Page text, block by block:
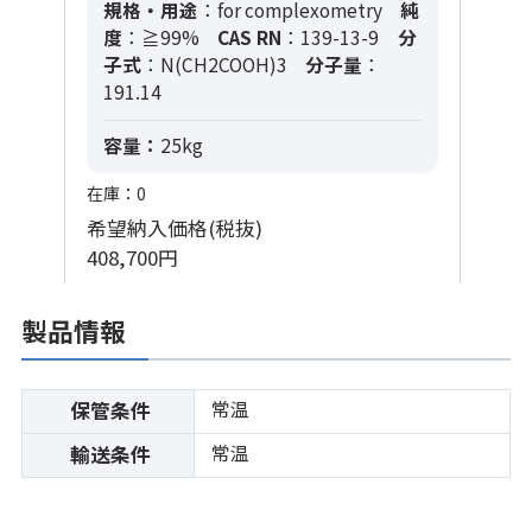
規格・用途 ：for complexometry
純
度 ：≧99% CAS RN ：139-13-9
分
子式：N(CH2COOH)3 分子量 ：
191.14
容量： 25kg
在庫：0
希望納入価格(税抜)
408,700円
製品情報
保管条件 常温
輸送条件 常温